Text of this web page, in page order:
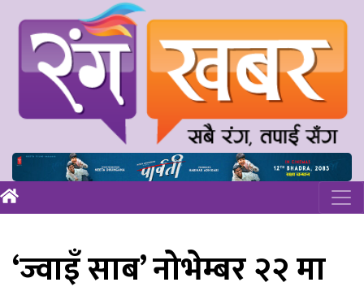
‘ज्वाइँ साब’ नोभेम्बर २२ मा